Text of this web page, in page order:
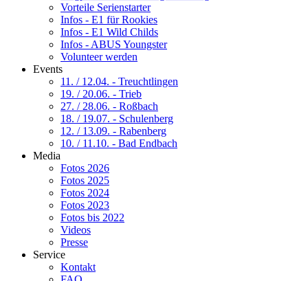
Vorteile Serienstarter
Infos - E1 für Rookies
Infos - E1 Wild Childs
Infos - ABUS Youngster
Volunteer werden
Events
11. / 12.04. - Treuchtlingen
19. / 20.06. - Trieb
27. / 28.06. - Roßbach
18. / 19.07. - Schulenberg
12. / 13.09. - Rabenberg
10. / 11.10. - Bad Endbach
Media
Fotos 2026
Fotos 2025
Fotos 2024
Fotos 2023
Fotos bis 2022
Videos
Presse
Service
Kontakt